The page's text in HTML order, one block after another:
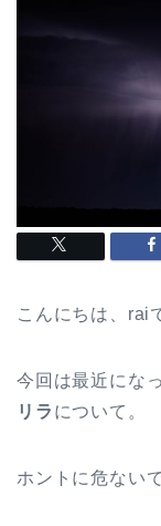
こんにちは、rai
今回は最近にな
リラ について。
ホントに危ない